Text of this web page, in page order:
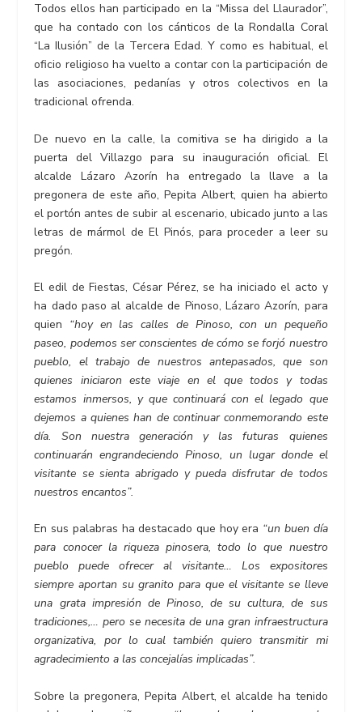
Todos ellos han participado en la “Missa del Llaurador”,
que ha contado con los cánticos de la Rondalla Coral
“La Ilusión” de la Tercera Edad. Y como es habitual, el
oficio religioso ha vuelto a contar con la participación de
las asociaciones, pedanías y otros colectivos en la
tradicional ofrenda.
De nuevo en la calle, la comitiva se ha dirigido a la
puerta del Villazgo para su inauguración oficial. El
alcalde Lázaro Azorín ha entregado la llave a la
pregonera de este año, Pepita Albert, quien ha abierto
el portón antes de subir al escenario, ubicado junto a las
letras de mármol de El Pinós, para proceder a leer su
pregón.
El edil de Fiestas, César Pérez, se ha iniciado el acto y
ha dado paso al alcalde de Pinoso, Lázaro Azorín, para
quien “hoy en las calles de Pinoso, con un pequeño
paseo, podemos ser conscientes de cómo se forjó nuestro
pueblo, el trabajo de nuestros antepasados, que son
quienes iniciaron este viaje en el que todos y todas
estamos inmersos, y que continuará con el legado que
dejemos a quienes han de continuar conmemorando este
día. Son nuestra generación y las futuras quienes
continuarán engrandeciendo Pinoso, un lugar donde el
visitante se sienta abrigado y pueda disfrutar de todos
nuestros encantos”.
En sus palabras ha destacado que hoy era “un buen día
para conocer la riqueza pinosera, todo lo que nuestro
pueblo puede ofrecer al visitante… Los expositores
siempre aportan su granito para que el visitante se lleve
una grata impresión de Pinoso, de su cultura, de sus
tradiciones,… pero se necesita de una gran infraestructura
organizativa, por lo cual también quiero transmitir mi
agradecimiento a las concejalías implicadas”.
Sobre la pregonera, Pepita Albert, el alcalde ha tenido